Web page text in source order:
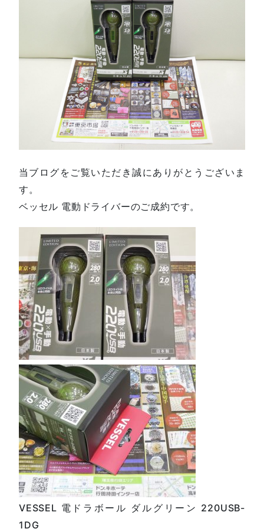
当ブログをご覧いただき誠にありがとうございま
す。
ベッセル 電動ドライバーのご成約です。
VESSEL 電ドラボール ダルグリーン 220USB-
1DG